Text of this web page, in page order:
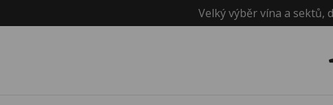
Velký výběr vína a sektů,